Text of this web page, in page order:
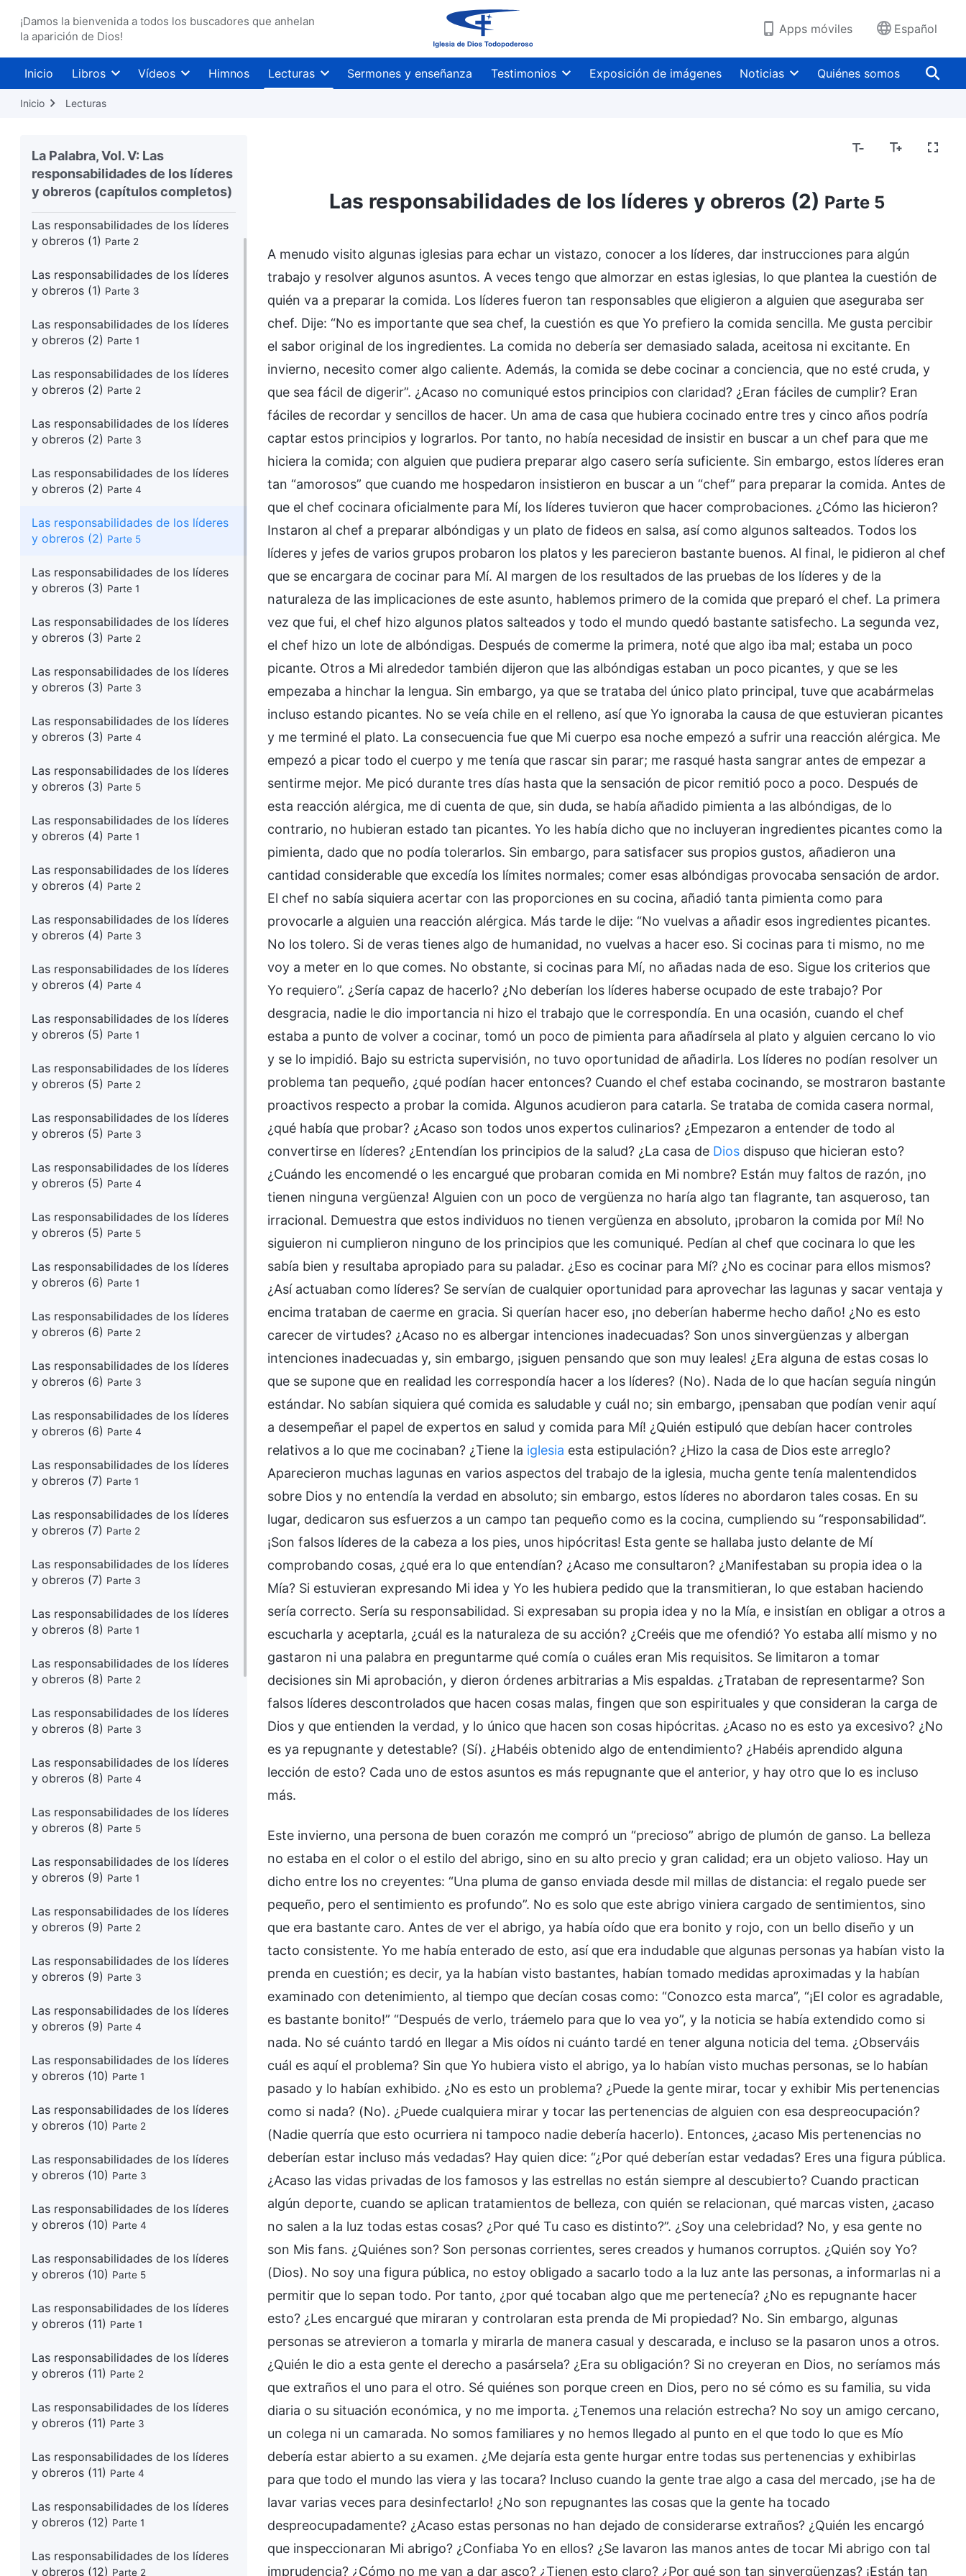
¡Damos la bienvenida a todos los buscadores que anhelan
la aparición de Dios!
Apps móviles Español
Inicio Libros Vídeos Himnos Lecturas Sermones y enseñanza Testimonios Exposición de imágenes Noticias Quiénes somos
Inicio Lecturas
La Palabra, Vol. V: Las
responsabilidades de los líderes
y obreros (capítulos completos)
Las responsabilidades de los líderes
y obreros (1)Parte 1
Las responsabilidades de los líderes
y obreros (1) Parte 2
Las responsabilidades de los líderes
y obreros (1) Parte 3
Las responsabilidades de los líderes
y obreros (2) Parte 1
Las responsabilidades de los líderes
y obreros (2) Parte 2
Las responsabilidades de los líderes
y obreros (2) Parte 3
Las responsabilidades de los líderes
y obreros (2) Parte 4
Las responsabilidades de los líderes
y obreros (2) Parte 5
Las responsabilidades de los líderes
y obreros (3) Parte 1
Las responsabilidades de los líderes
y obreros (3) Parte 2
Las responsabilidades de los líderes
y obreros (3) Parte 3
Las responsabilidades de los líderes
y obreros (3) Parte 4
Las responsabilidades de los líderes
y obreros (3) Parte 5
Las responsabilidades de los líderes
y obreros (4) Parte 1
Las responsabilidades de los líderes
y obreros (4) Parte 2
Las responsabilidades de los líderes
y obreros (4) Parte 3
Las responsabilidades de los líderes
y obreros (4) Parte 4
Las responsabilidades de los líderes
y obreros (5) Parte 1
Las responsabilidades de los líderes
y obreros (5) Parte 2
Las responsabilidades de los líderes
y obreros (5) Parte 3
Las responsabilidades de los líderes
y obreros (5) Parte 4
Las responsabilidades de los líderes
y obreros (5) Parte 5
Las responsabilidades de los líderes
y obreros (6) Parte 1
Las responsabilidades de los líderes
y obreros (6) Parte 2
Las responsabilidades de los líderes
y obreros (6) Parte 3
Las responsabilidades de los líderes
y obreros (6) Parte 4
Las responsabilidades de los líderes
y obreros (7) Parte 1
Las responsabilidades de los líderes
y obreros (7) Parte 2
Las responsabilidades de los líderes
y obreros (7) Parte 3
Las responsabilidades de los líderes
y obreros (8) Parte 1
Las responsabilidades de los líderes
y obreros (8) Parte 2
Las responsabilidades de los líderes
y obreros (8) Parte 3
Las responsabilidades de los líderes
y obreros (8) Parte 4
Las responsabilidades de los líderes
y obreros (8) Parte 5
Las responsabilidades de los líderes
y obreros (9) Parte 1
Las responsabilidades de los líderes
y obreros (9) Parte 2
Las responsabilidades de los líderes
y obreros (9) Parte 3
Las responsabilidades de los líderes
y obreros (9) Parte 4
Las responsabilidades de los líderes
y obreros (10) Parte 1
Las responsabilidades de los líderes
y obreros (10) Parte 2
Las responsabilidades de los líderes
y obreros (10) Parte 3
Las responsabilidades de los líderes
y obreros (10) Parte 4
Las responsabilidades de los líderes
y obreros (10) Parte 5
Las responsabilidades de los líderes
y obreros (11) Parte 1
Las responsabilidades de los líderes
y obreros (11) Parte 2
Las responsabilidades de los líderes
y obreros (11) Parte 3
Las responsabilidades de los líderes
y obreros (11) Parte 4
Las responsabilidades de los líderes
y obreros (12) Parte 1
Las responsabilidades de los líderes
y obreros (12) Parte 2
Las responsabilidades de los líderes y obreros (2) Parte 5
A menudo visito algunas iglesias para echar un vistazo, conocer a los líderes, dar instrucciones para algún
trabajo y resolver algunos asuntos. A veces tengo que almorzar en estas iglesias, lo que plantea la cuestión de
quién va a preparar la comida. Los líderes fueron tan responsables que eligieron a alguien que aseguraba ser
chef. Dije: “No es importante que sea chef, la cuestión es que Yo prefiero la comida sencilla. Me gusta percibir
el sabor original de los ingredientes. La comida no debería ser demasiado salada, aceitosa ni excitante. En
invierno, necesito comer algo caliente. Además, la comida se debe cocinar a conciencia, que no esté cruda, y
que sea fácil de digerir”. ¿Acaso no comuniqué estos principios con claridad? ¿Eran fáciles de cumplir? Eran
fáciles de recordar y sencillos de hacer. Un ama de casa que hubiera cocinado entre tres y cinco años podría
captar estos principios y lograrlos. Por tanto, no había necesidad de insistir en buscar a un chef para que me
hiciera la comida; con alguien que pudiera preparar algo casero sería suficiente. Sin embargo, estos líderes eran
tan “amorosos” que cuando me hospedaron insistieron en buscar a un “chef” para preparar la comida. Antes de
que el chef cocinara oficialmente para Mí, los líderes tuvieron que hacer comprobaciones. ¿Cómo las hicieron?
Instaron al chef a preparar albóndigas y un plato de fideos en salsa, así como algunos salteados. Todos los
líderes y jefes de varios grupos probaron los platos y les parecieron bastante buenos. Al final, le pidieron al chef
que se encargara de cocinar para Mí. Al margen de los resultados de las pruebas de los líderes y de la
naturaleza de las implicaciones de este asunto, hablemos primero de la comida que preparó el chef. La primera
vez que fui, el chef hizo algunos platos salteados y todo el mundo quedó bastante satisfecho. La segunda vez,
el chef hizo un lote de albóndigas. Después de comerme la primera, noté que algo iba mal; estaba un poco
picante. Otros a Mi alrededor también dijeron que las albóndigas estaban un poco picantes, y que se les
empezaba a hinchar la lengua. Sin embargo, ya que se trataba del único plato principal, tuve que acabármelas
incluso estando picantes. No se veía chile en el relleno, así que Yo ignoraba la causa de que estuvieran picantes
y me terminé el plato. La consecuencia fue que Mi cuerpo esa noche empezó a sufrir una reacción alérgica. Me
empezó a picar todo el cuerpo y me tenía que rascar sin parar; me rasqué hasta sangrar antes de empezar a
sentirme mejor. Me picó durante tres días hasta que la sensación de picor remitió poco a poco. Después de
esta reacción alérgica, me di cuenta de que, sin duda, se había añadido pimienta a las albóndigas, de lo
contrario, no hubieran estado tan picantes. Yo les había dicho que no incluyeran ingredientes picantes como la
pimienta, dado que no podía tolerarlos. Sin embargo, para satisfacer sus propios gustos, añadieron una
cantidad considerable que excedía los límites normales; comer esas albóndigas provocaba sensación de ardor.
El chef no sabía siquiera acertar con las proporciones en su cocina, añadió tanta pimienta como para
provocarle a alguien una reacción alérgica. Más tarde le dije: “No vuelvas a añadir esos ingredientes picantes.
No los tolero. Si de veras tienes algo de humanidad, no vuelvas a hacer eso. Si cocinas para ti mismo, no me
voy a meter en lo que comes. No obstante, si cocinas para Mí, no añadas nada de eso. Sigue los criterios que
Yo requiero”. ¿Sería capaz de hacerlo? ¿No deberían los líderes haberse ocupado de este trabajo? Por
desgracia, nadie le dio importancia ni hizo el trabajo que le correspondía. En una ocasión, cuando el chef
estaba a punto de volver a cocinar, tomó un poco de pimienta para añadírsela al plato y alguien cercano lo vio
y se lo impidió. Bajo su estricta supervisión, no tuvo oportunidad de añadirla. Los líderes no podían resolver un
problema tan pequeño, ¿qué podían hacer entonces? Cuando el chef estaba cocinando, se mostraron bastante
proactivos respecto a probar la comida. Algunos acudieron para catarla. Se trataba de comida casera normal,
¿qué había que probar? ¿Acaso son todos unos expertos culinarios? ¿Empezaron a entender de todo al
convertirse en líderes? ¿Entendían los principios de la salud? ¿La casa de Dios dispuso que hicieran esto?
¿Cuándo les encomendé o les encargué que probaran comida en Mi nombre? Están muy faltos de razón, ¡no
tienen ninguna vergüenza! Alguien con un poco de vergüenza no haría algo tan flagrante, tan asqueroso, tan
irracional. Demuestra que estos individuos no tienen vergüenza en absoluto, ¡probaron la comida por Mí! No
siguieron ni cumplieron ninguno de los principios que les comuniqué. Pedían al chef que cocinara lo que les
sabía bien y resultaba apropiado para su paladar. ¿Eso es cocinar para Mí? ¿No es cocinar para ellos mismos?
¿Así actuaban como líderes? Se servían de cualquier oportunidad para aprovechar las lagunas y sacar ventaja y
encima trataban de caerme en gracia. Si querían hacer eso, ¡no deberían haberme hecho daño! ¿No es esto
carecer de virtudes? ¿Acaso no es albergar intenciones inadecuadas? Son unos sinvergüenzas y albergan
intenciones inadecuadas y, sin embargo, ¡siguen pensando que son muy leales! ¿Era alguna de estas cosas lo
que se supone que en realidad les correspondía hacer a los líderes? (No). Nada de lo que hacían seguía ningún
estándar. No sabían siquiera qué comida es saludable y cuál no; sin embargo, ¡pensaban que podían venir aquí
a desempeñar el papel de expertos en salud y comida para Mí! ¿Quién estipuló que debían hacer controles
relativos a lo que me cocinaban? ¿Tiene la iglesia esta estipulación? ¿Hizo la casa de Dios este arreglo?
Aparecieron muchas lagunas en varios aspectos del trabajo de la iglesia, mucha gente tenía malentendidos
sobre Dios y no entendía la verdad en absoluto; sin embargo, estos líderes no abordaron tales cosas. En su
lugar, dedicaron sus esfuerzos a un campo tan pequeño como es la cocina, cumpliendo su “responsabilidad”.
¡Son falsos líderes de la cabeza a los pies, unos hipócritas! Esta gente se hallaba justo delante de Mí
comprobando cosas, ¿qué era lo que entendían? ¿Acaso me consultaron? ¿Manifestaban su propia idea o la
Mía? Si estuvieran expresando Mi idea y Yo les hubiera pedido que la transmitieran, lo que estaban haciendo
sería correcto. Sería su responsabilidad. Si expresaban su propia idea y no la Mía, e insistían en obligar a otros a
escucharla y aceptarla, ¿cuál es la naturaleza de su acción? ¿Creéis que me ofendió? Yo estaba allí mismo y no
gastaron ni una palabra en preguntarme qué comía o cuáles eran Mis requisitos. Se limitaron a tomar
decisiones sin Mi aprobación, y dieron órdenes arbitrarias a Mis espaldas. ¿Trataban de representarme? Son
falsos líderes descontrolados que hacen cosas malas, fingen que son espirituales y que consideran la carga de
Dios y que entienden la verdad, y lo único que hacen son cosas hipócritas. ¿Acaso no es esto ya excesivo? ¿No
es ya repugnante y detestable? (Sí). ¿Habéis obtenido algo de entendimiento? ¿Habéis aprendido alguna
lección de esto? Cada uno de estos asuntos es más repugnante que el anterior, y hay otro que lo es incluso
más.
Este invierno, una persona de buen corazón me compró un “precioso” abrigo de plumón de ganso. La belleza
no estaba en el color o el estilo del abrigo, sino en su alto precio y gran calidad; era un objeto valioso. Hay un
dicho entre los no creyentes: “Una pluma de ganso enviada desde mil millas de distancia: el regalo puede ser
pequeño, pero el sentimiento es profundo”. No es solo que este abrigo viniera cargado de sentimientos, sino
que era bastante caro. Antes de ver el abrigo, ya había oído que era bonito y rojo, con un bello diseño y un
tacto consistente. Yo me había enterado de esto, así que era indudable que algunas personas ya habían visto la
prenda en cuestión; es decir, ya la habían visto bastantes, habían tomado medidas aproximadas y la habían
examinado con detenimiento, al tiempo que decían cosas como: “Conozco esta marca”, “¡El color es agradable,
es bastante bonito!” “Después de verlo, tráemelo para que lo vea yo”, y la noticia se había extendido como si
nada. No sé cuánto tardó en llegar a Mis oídos ni cuánto tardé en tener alguna noticia del tema. ¿Observáis
cuál es aquí el problema? Sin que Yo hubiera visto el abrigo, ya lo habían visto muchas personas, se lo habían
pasado y lo habían exhibido. ¿No es esto un problema? ¿Puede la gente mirar, tocar y exhibir Mis pertenencias
como si nada? (No). ¿Puede cualquiera mirar y tocar las pertenencias de alguien con esa despreocupación?
(Nadie querría que esto ocurriera ni tampoco nadie debería hacerlo). Entonces, ¿acaso Mis pertenencias no
deberían estar incluso más vedadas? Hay quien dice: “¿Por qué deberían estar vedadas? Eres una figura pública.
¿Acaso las vidas privadas de los famosos y las estrellas no están siempre al descubierto? Cuando practican
algún deporte, cuando se aplican tratamientos de belleza, con quién se relacionan, qué marcas visten, ¿acaso
no salen a la luz todas estas cosas? ¿Por qué Tu caso es distinto?”. ¿Soy una celebridad? No, y esa gente no
son Mis fans. ¿Quiénes son? Son personas corrientes, seres creados y humanos corruptos. ¿Quién soy Yo?
(Dios). No soy una figura pública, no estoy obligado a sacarlo todo a la luz ante las personas, a informarlas ni a
permitir que lo sepan todo. Por tanto, ¿por qué tocaban algo que me pertenecía? ¿No es repugnante hacer
esto? ¿Les encargué que miraran y controlaran esta prenda de Mi propiedad? No. Sin embargo, algunas
personas se atrevieron a tomarla y mirarla de manera casual y descarada, e incluso se la pasaron unos a otros.
¿Quién le dio a esta gente el derecho a pasársela? ¿Era su obligación? Si no creyeran en Dios, no seríamos más
que extraños el uno para el otro. Sé quiénes son porque creen en Dios, pero no sé cómo es su familia, su vida
diaria o su situación económica, y no me importa. ¿Tenemos una relación estrecha? No soy un amigo cercano,
un colega ni un camarada. No somos familiares y no hemos llegado al punto en el que todo lo que es Mío
debería estar abierto a su examen. ¿Me dejaría esta gente hurgar entre todas sus pertenencias y exhibirlas
para que todo el mundo las viera y las tocara? Incluso cuando la gente trae algo a casa del mercado, ¡se ha de
lavar varias veces para desinfectarlo! ¿No son repugnantes las cosas que la gente ha tocado
despreocupadamente? ¿Acaso estas personas no han dejado de considerarse extraños? ¿Quién les encargó
que inspeccionaran Mi abrigo? ¿Confiaba Yo en ellos? ¿Se lavaron las manos antes de tocar Mi abrigo con tal
imprudencia? ¿Cómo no me van a dar asco? ¿Tienen esto claro? ¿Por qué son tan sinvergüenzas? ¡Están tan